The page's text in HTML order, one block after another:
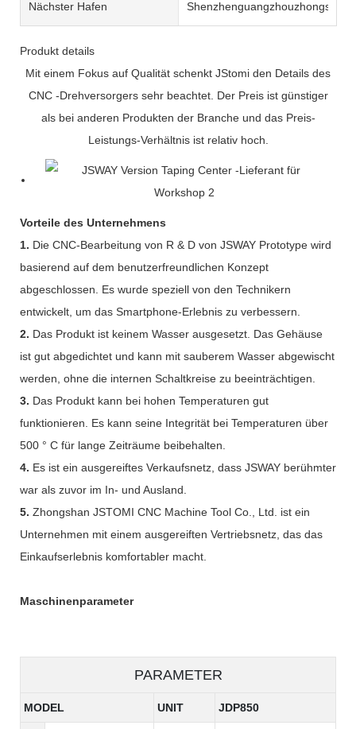
Nächster Hafen Shenzhenguangzhouzhongshan
Produkt details
Mit einem Fokus auf Qualität schenkt JStomi den Details des
CNC -Drehversorgers sehr beachtet. Der Preis ist günstiger
als bei anderen Produkten der Branche und das Preis-
Leistungs-Verhältnis ist relativ hoch.
Vorteile des Unternehmens
1. Die CNC-Bearbeitung von R & D von JSWAY Prototype wird
basierend auf dem benutzerfreundlichen Konzept
abgeschlossen. Es wurde speziell von den Technikern
entwickelt, um das Smartphone-Erlebnis zu verbessern.
2. Das Produkt ist keinem Wasser ausgesetzt. Das Gehäuse
ist gut abgedichtet und kann mit sauberem Wasser abgewischt
werden, ohne die internen Schaltkreise zu beeinträchtigen.
3. Das Produkt kann bei hohen Temperaturen gut
funktionieren. Es kann seine Integrität bei Temperaturen über
500 ° C für lange Zeiträume beibehalten.
4. Es ist ein ausgereiftes Verkaufsnetz, dass JSWAY berühmter
war als zuvor im In- und Ausland.
5. Zhongshan JSTOMI CNC Machine Tool Co., Ltd. ist ein
Unternehmen mit einem ausgereiften Vertriebsnetz, das das
Einkaufserlebnis komfortabler macht.
Maschinenparameter
PARAMETER
MODEL UNIT JDP850